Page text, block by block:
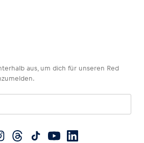
aus, um dich für unseren Red